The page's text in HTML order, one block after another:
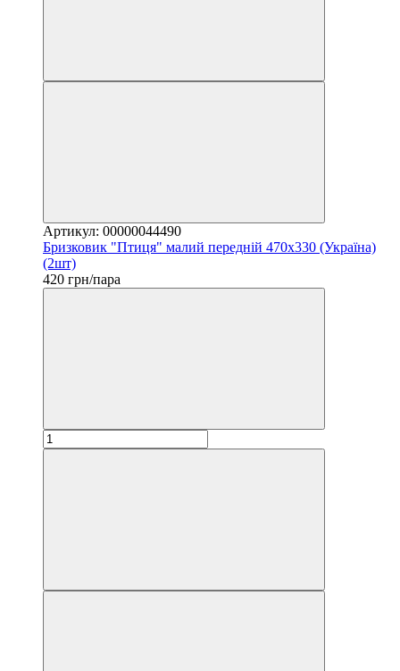
Артикул: 00000044490
Бризковик "Птиця" малий передній 470х330 (Україна)
(2шт)
420 грн/пара